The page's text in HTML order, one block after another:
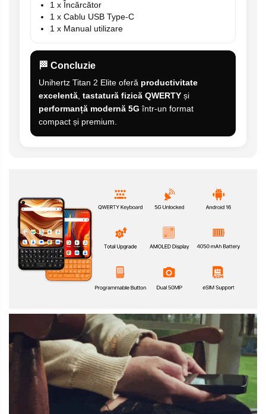
1 x Încărcător
1 x Cablu USB Type-C
1 x Manual utilizare
🏁 Concluzie
Unihertz Titan 2 Elite oferă productivitate
excelentă, tastatură fizică QWERTY și
performanță modernă 5G într-un format
compact și premium.